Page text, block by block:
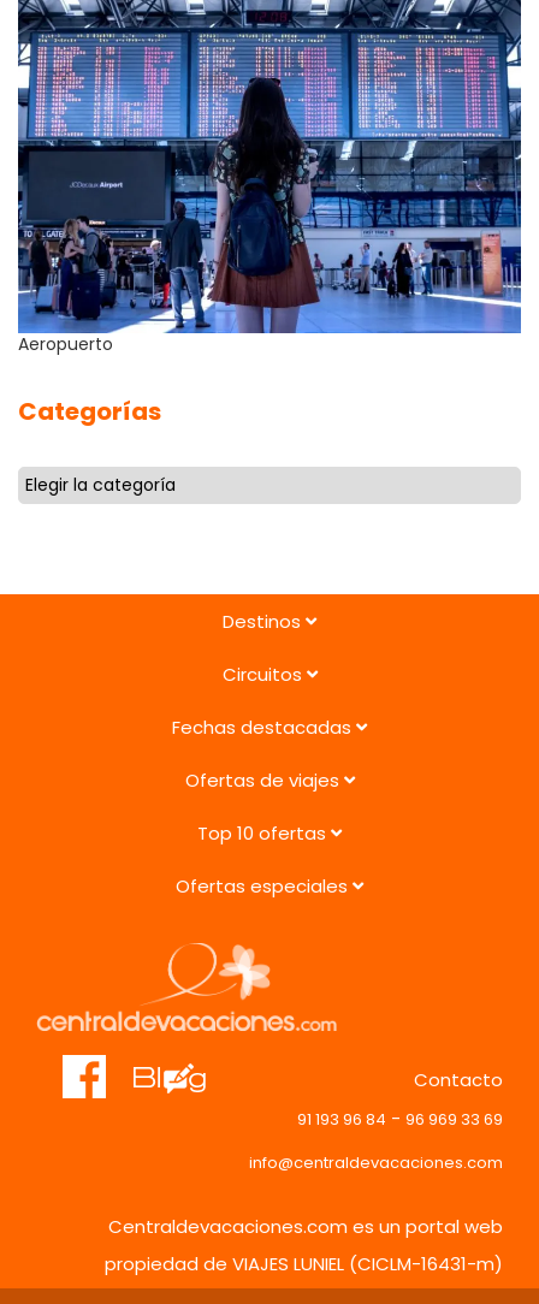
Aeropuerto
Categorías
Destinos
Circuitos
Fechas destacadas
Ofertas de viajes
Top 10 ofertas
Ofertas especiales
Contacto
91 193 96 84 - 96 969 33 69
info@centraldevacaciones.com
Centraldevacaciones.com es un portal web
propiedad de VIAJES LUNIEL (CICLM-16431-m)